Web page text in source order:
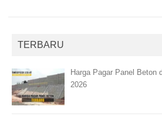
TERBARU
Harga Pagar Panel Beton
2026